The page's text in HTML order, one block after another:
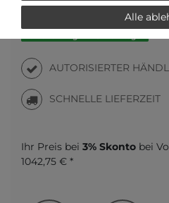
AUTORISIERTER
SCHNELLE LIEFERZEIT
Ihr Preis bei 3% Skonto bei
1042,75 € *
Alle